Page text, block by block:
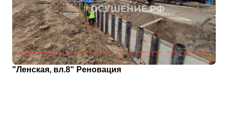
"Ленская, вл.8" Реновация